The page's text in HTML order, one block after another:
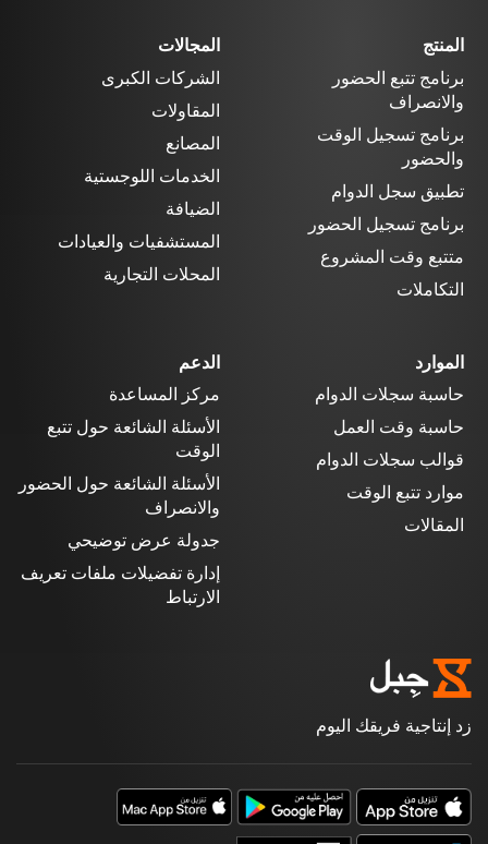
المنتج
برنامج تتبع الحضور
والانصراف
برنامج تسجيل الوقت
والحضور
تطبيق سجل الدوام
برنامج تسجيل الحضور
متتبع وقت المشروع
التكاملات
المجالات
الشركات الكبرى
المقاولات
المصانع
الخدمات اللوجستية
الضيافة
المستشفيات والعيادات
المحلات التجارية
الموارد
حاسبة سجلات الدوام
حاسبة وقت العمل
قوالب سجلات الدوام
موارد تتبع الوقت
المقالات
الدعم
مركز المساعدة
الأسئلة الشائعة حول تتبع
الوقت
الأسئلة الشائعة حول الحضور
والانصراف
جدولة عرض توضيحي
إدارة تفضيلات ملفات تعريف
الارتباط
زد إنتاجية فريقك اليوم